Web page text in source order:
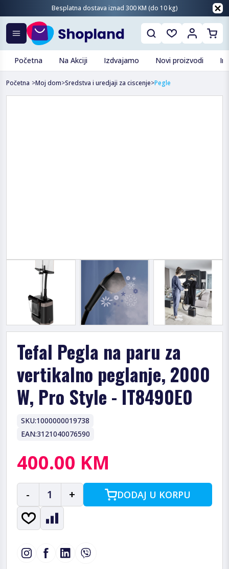
Besplatna dostava iznad 300 KM (do 10 kg)
Početna Na Akciji Izdvajamo Novi proizvodi
Početna >Moj dom>Sredstva i uredjaji za ciscenje>Pegle
Tefal Pegla na paru za
vertikalno peglanje, 2000
W, Pro Style - IT8490E0
SKU:1000000019738
EAN:3121040076590
400.00 KM
- 1 + DODAJ U KORPU